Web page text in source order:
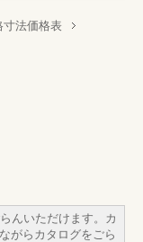
法価格表
んいただけます。カ
がらカタログをごら